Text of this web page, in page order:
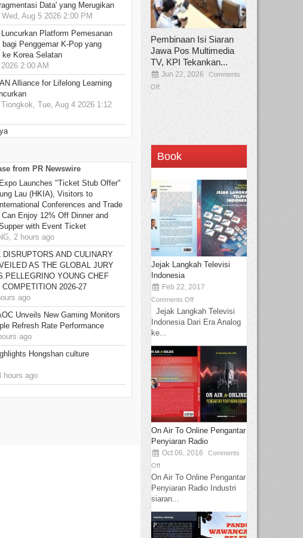
Data' yang Merugikan
Aug 5 2026 2:00 PM
Luncurkan Platform Pemesanan
Penggemar K-Pop yang
ke Korea Selatan
2:00 AM
Alliance for Lifelong Learning
Tue, Aug 4 2026 1:12
from PR Newswire
Launches "Ticket Stub Offer"
Lau (HKIA), Visitors to
Conferences and Trade
Enjoy 12% Off Dinner and
with Event Ticket
2 hours ago
DISRUPTORS AND CULINARY
AS THE GLOBAL JURY
YOUNG CHEF
2026-27
ago
Unveils New Gaming Monitors
Refresh Rate Performance
ago
Hongshan culture
hours ago
Pembinaan Isi Siaran
Jawa Pos Multimedia
TV, KPI Tekankan...
Jun 22, 2026
Comments
Off
Book
Jejak Langkah Televisi
Indonesia
Feb 22, 2017
Comments Off
Jejak Langkah Televisi
Indonesia Dari Era Analog
ke...
On Air To Online Pengantar
Penyiaran Radio
Oct 06, 2016
Comments
Off
On Air To Online Pengantar
Penyiaran Radio Industri
siaran...